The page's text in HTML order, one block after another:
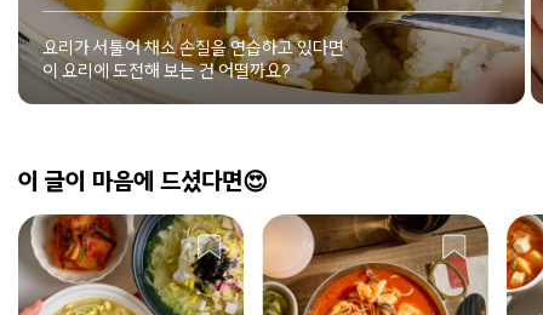
요리가 서툴어 채소 손질을 연습하고 있다면
이 요리에 도전해 보는 건 어떨까요?
이 글이 마음에 드셨다면😍